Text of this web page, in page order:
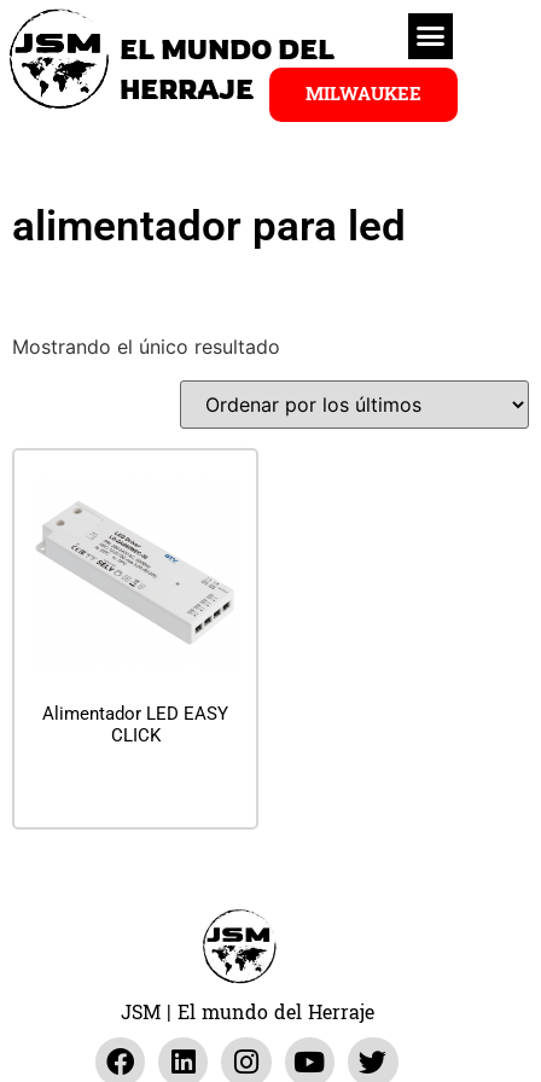
EL MUNDO DEL
HERRAJE
MILWAUKEE
alimentador para led
Mostrando el único resultado
Alimentador LED EASY
CLICK
JSM | El mundo del Herraje